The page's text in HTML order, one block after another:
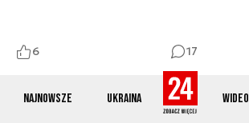
Najnowsze Ukraina Wideo
6 17